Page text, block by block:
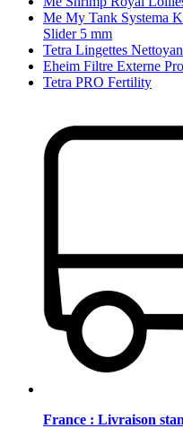
Me My Tank Systema
Slider 5 mm
Tetra Lingettes
Eheim Filtre Externe
Tetra PRO Fertility
France : Livraison